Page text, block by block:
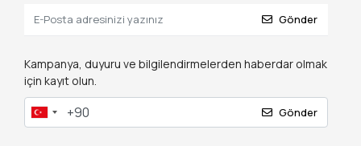
MYTOL
Nail
Okçu
Gönder
Kampanya, duyuru ve bilgilendirmelerden haberdar olmak
için kayıt olun.
Gönder